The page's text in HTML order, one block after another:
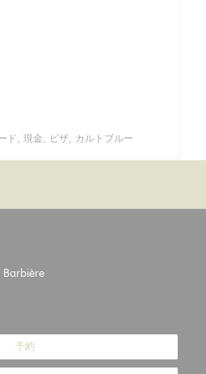
ド, 現金, ビザ, カルトブルー
予約